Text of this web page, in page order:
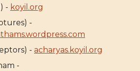
- koyil.org
-
- acharyas.koyil.org
-